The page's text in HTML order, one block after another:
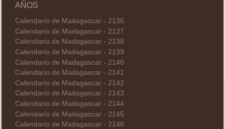
AÑOS
Calendario de Madagascar - 2136
Calendario de Madagascar - 2137
Calendario de Madagascar - 2138
Calendario de Madagascar - 2139
Calendario de Madagascar - 2140
Calendario de Madagascar - 2141
Calendario de Madagascar - 2142
Calendario de Madagascar - 2143
Calendario de Madagascar - 2144
Calendario de Madagascar - 2145
Calendario de Madagascar - 2146